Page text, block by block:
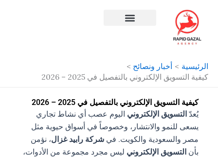
الرئيسية
أخبار ونصائح
كيفية التسويق الإلكتروني بالتفصيل في 2025 – 2026
كيفية التسويق الإلكتروني بالتفصيل في 2025 – 2026
يُعدّالتسويق الإلكترونياليوم عصب أي نشاط تجاري
يسعى للنمو والانتشار، وخصوصاً في أسواق حيوية مثل
مصر والسعودية والكويت. في شركة رابيد غزال، نؤمن
بأنالتسويق الإلكترونيليس مجرد مجموعة من الأدوات،